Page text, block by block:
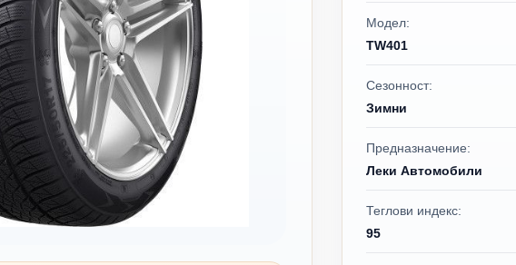
Модел:
TW401
Сезонност:
Зимни
Предназначение:
Леки Автомобили
Теглови индекс:
95